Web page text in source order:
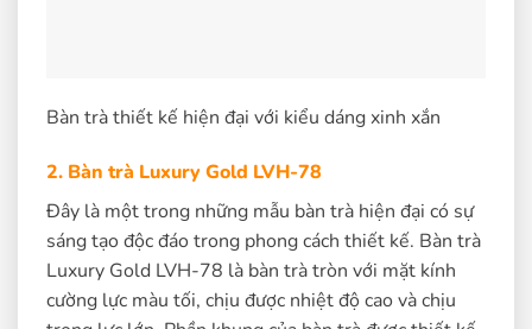
Bàn trà thiết kế hiện đại với kiểu dáng xinh xắn
2. Bàn trà Luxury Gold LVH-78
Đây là một trong những mẫu bàn trà hiện đại có sự
sáng tạo độc đáo trong phong cách thiết kế. Bàn trà
Luxury Gold LVH-78 là bàn trà tròn với mặt kính
cường lực màu tối, chịu được nhiệt độ cao và chịu